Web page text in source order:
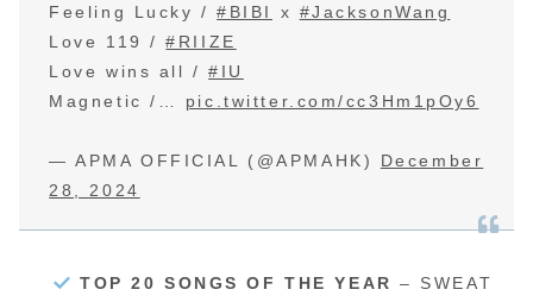
Feeling Lucky /#BIBI x #JacksonWang
Love 119 /#RIIZE
Love wins all /#IU
Magnetic /… pic.twitter.com/cc3Hm1pOy6
— APMA OFFICIAL (@APMAHK) December
28, 2024
TOP 20 SONGS OF THE YEAR – SWEAT